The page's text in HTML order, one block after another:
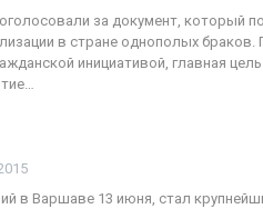
за документ, который
в стране однополых браков.
инициативой, главная
в Варшаве 13 июня, стал
ФОТО
трансгендеры